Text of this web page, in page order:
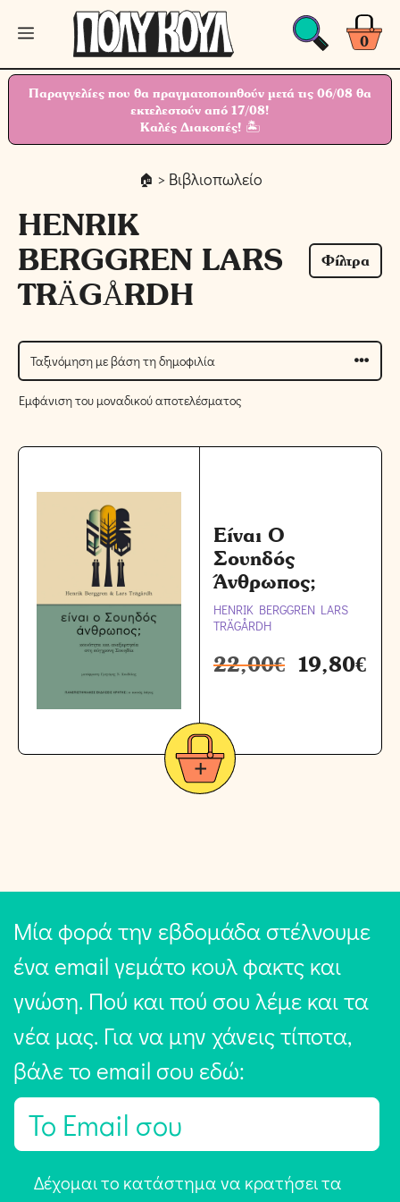
Μετάβαση
περιεχόμενο
0
Μενού
Παραγγελίες που θα πραγματοποιηθούν μετά τις 06/08 θα
εκτελεστούν από 17/08!
Καλές Διακοπές! 🏝
> Βιβλιοπωλείο
HENRIK
BERGGREN LARS
TRÄGÅRDH
Φίλτρα
Εμφάνιση του μοναδικού αποτελέσματος
Είναι Ο
Σουηδός
Άνθρωπος;
HENRIK BERGGREN LARS
TRÄGÅRDH
22,00€ 19,80€
Μία φορά την εβδομάδα στέλνουμε
ένα email γεμάτο κουλ φακτς και
γνώση. Πού και πού σου λέμε και τα
νέα μας. Για να μην χάνεις τίποτα,
βάλε το email σου εδώ:
E
Δέχομαι το κατάστημα να κρατήσει τα